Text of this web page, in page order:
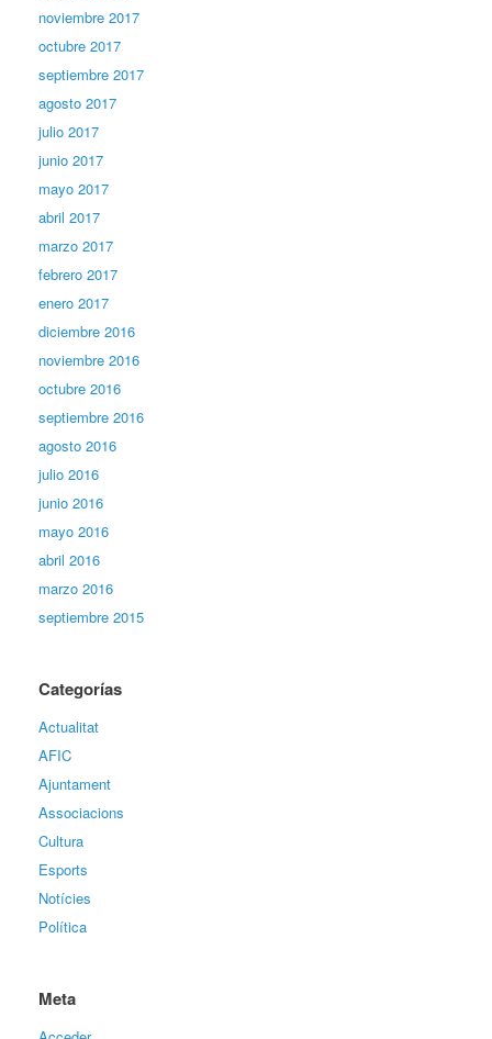
noviembre 2017
octubre 2017
septiembre 2017
agosto 2017
julio 2017
junio 2017
mayo 2017
abril 2017
marzo 2017
febrero 2017
enero 2017
diciembre 2016
noviembre 2016
octubre 2016
septiembre 2016
agosto 2016
julio 2016
junio 2016
mayo 2016
abril 2016
marzo 2016
septiembre 2015
Categorías
Actualitat
AFIC
Ajuntament
Associacions
Cultura
Esports
Notícies
Política
Meta